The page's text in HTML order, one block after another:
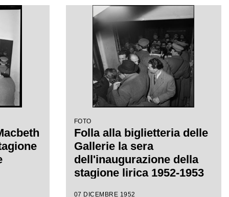
di
FOTO
Folla alla biglietteria delle
Gallerie la sera
dell'inaugurazione della
stagione lirica 1952-1953
07 DICEMBRE 1952